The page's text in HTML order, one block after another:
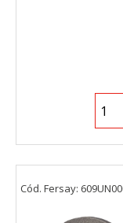
Cód. Fersay: